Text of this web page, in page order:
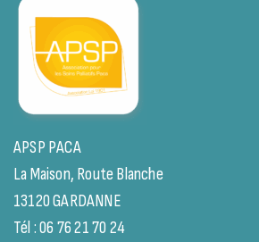
APSP PACA
La Maison, Route Blanche
13120 GARDANNE
Tél : 06 76 21 70 24